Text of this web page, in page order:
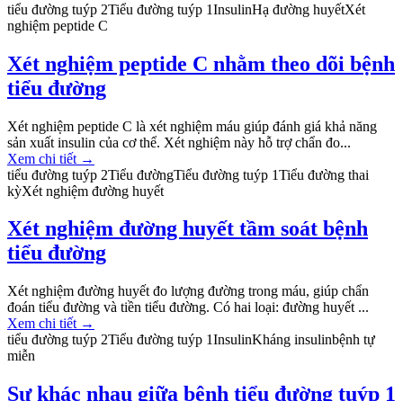
tiểu đường tuýp 2Tiểu đường tuýp 1InsulinHạ đường huyếtXét
nghiệm peptide C
Xét nghiệm peptide C nhằm theo dõi bệnh
tiểu đường
Xét nghiệm peptide C là xét nghiệm máu giúp đánh giá khả năng
sản xuất insulin của cơ thể. Xét nghiệm này hỗ trợ chẩn đo...
Xem chi tiết →
tiểu đường tuýp 2Tiểu đườngTiểu đường tuýp 1Tiểu đường thai
kỳXét nghiệm đường huyết
Xét nghiệm đường huyết tầm soát bệnh
tiểu đường
Xét nghiệm đường huyết đo lượng đường trong máu, giúp chẩn
đoán tiểu đường và tiền tiểu đường. Có hai loại: đường huyết ...
Xem chi tiết →
tiểu đường tuýp 2Tiểu đường tuýp 1InsulinKháng insulinbệnh tự
miễn
Sự khác nhau giữa bệnh tiểu đường tuýp 1